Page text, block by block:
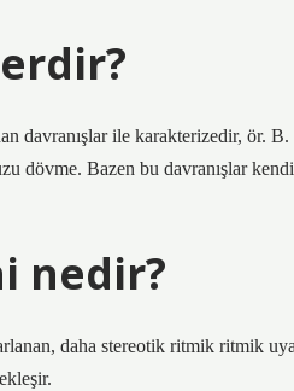
davranışlar ile karakterizedir, ör.
dövme. Bazen bu davranışlar
nedir?
daha stereotik ritmik ritmik